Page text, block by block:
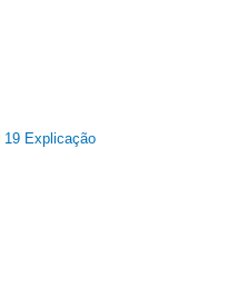
19 Explicação